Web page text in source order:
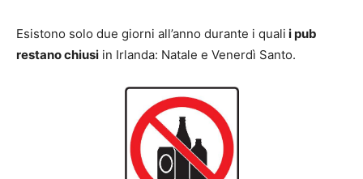
Esistono solo due giorni all’anno durante i quali i pub
restano chiusi in Irlanda: Natale e Venerdì Santo.